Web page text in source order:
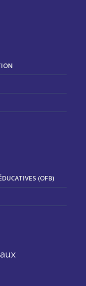
(OFB)